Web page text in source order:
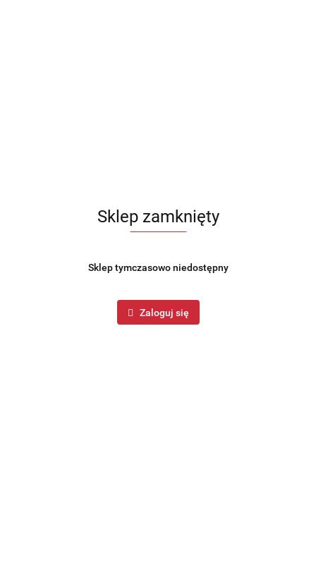
Sklep zamknięty
Sklep tymczasowo niedostępny
Zaloguj się